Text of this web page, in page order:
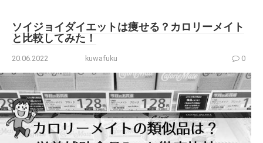
ソイジョイダイエットは痩せる？カロリーメイト
と比較してみた！
20.06.2022 kuwafuku 0